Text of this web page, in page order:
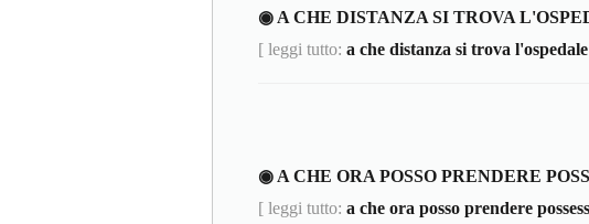
◉ A CHE DISTANZA SI TROVA
[ leggi tutto: a che distanza si trova
◉ A CHE ORA POSSO PRENDERE
[ leggi tutto: a che ora posso prendere